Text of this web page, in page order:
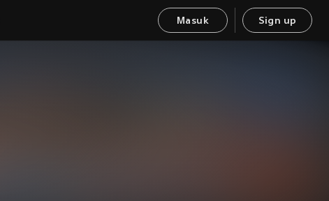
Masuk Sign up